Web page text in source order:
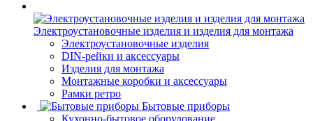
Электроустановочные изделия и изделия для монтажа
Электроустановочные изделия
DIN-рейки и аксессуары
Изделия для монтажа
Монтажные коробки и аксессуары
Рамки ретро
Бытовые приборы
Кухонно-бытовое оборудование